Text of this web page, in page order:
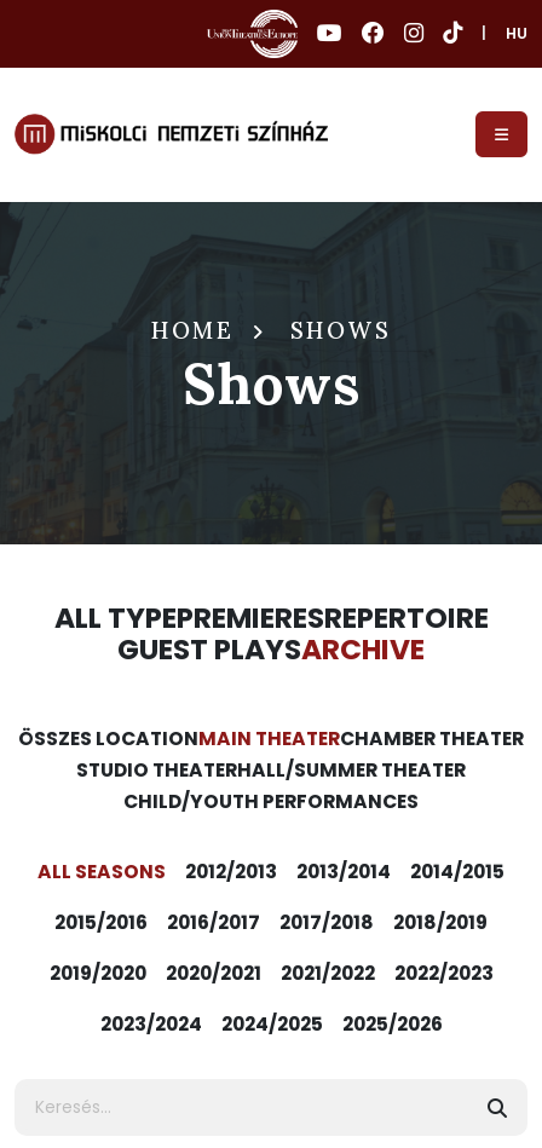
HU
HOME SHOWS
Shows
ALL TYPEPREMIERESREPERTOIRE
GUEST PLAYSARCHIVE
ÖSSZES LOCATIONMAIN THEATERCHAMBER THEATER
STUDIO THEATERHALL/SUMMER THEATER
CHILD/YOUTH PERFORMANCES
ALL SEASONS 2012/2013 2013/2014
2014/2015
2015/2016
2016/2017 2017/2018
2018/2019
2019/2020
2020/2021 2021/2022
2022/2023
2023/2024
2024/2025 2025/2026